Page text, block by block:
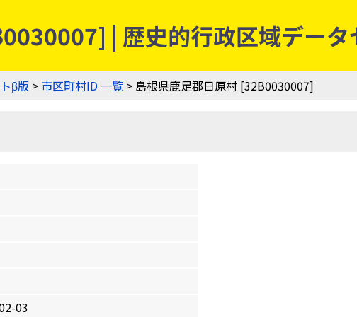
| 歴史的行政区域デー
β版 > 市区町村ID 一覧 > 島根県鹿足郡日原村 [32B0030007]
03